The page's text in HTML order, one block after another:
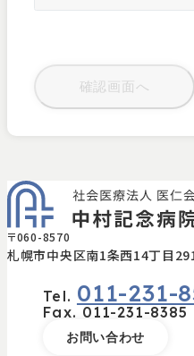
〒060-8570
札幌市中央区南1条西14丁目
Tel. 011-231-
Fax. 011-231-8385
お問い合わせ